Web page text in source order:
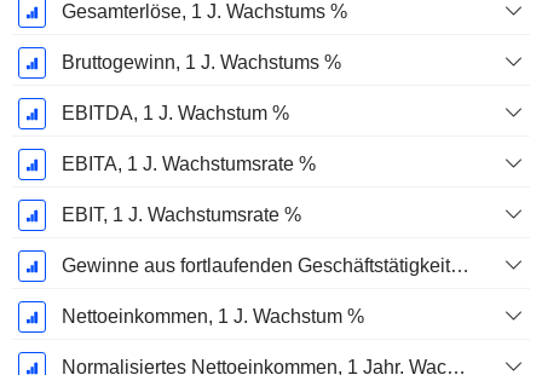
Gesamterlöse, 1 J. Wachstums %
Bruttogewinn, 1 J. Wachstums %
EBITDA, 1 J. Wachstum %
EBITA, 1 J. Wachstumsrate %
EBIT, 1 J. Wachstumsrate %
Gewinne aus fortlaufenden Geschäftstätigkeiten, 1 Jahr Wachstumsrate %
Nettoeinkommen, 1 J. Wachstum %
Normalisiertes Nettoeinkommen, 1 Jahr. Wachstums %